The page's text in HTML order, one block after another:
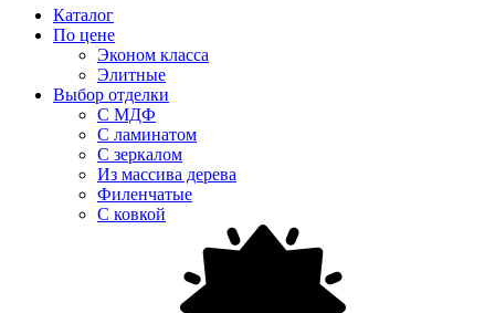
Каталог
По цене
Эконом класса
Элитные
Выбор отделки
С МДФ
С ламинатом
С зеркалом
Из массива дерева
Филенчатые
С ковкой